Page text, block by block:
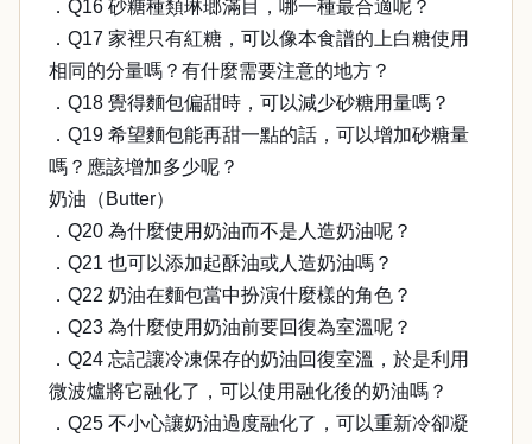
．Q16 砂糖種類琳瑯滿目，哪一種最合適呢？
．Q17 家裡只有紅糖，可以像本食譜的上白糖使用
相同的分量嗎？有什麼需要注意的地方？
．Q18 覺得麵包偏甜時，可以減少砂糖用量嗎？
．Q19 希望麵包能再甜一點的話，可以增加砂糖量
嗎？應該增加多少呢？
奶油（Butter）
．Q20 為什麼使用奶油而不是人造奶油呢？
．Q21 也可以添加起酥油或人造奶油嗎？
．Q22 奶油在麵包當中扮演什麼樣的角色？
．Q23 為什麼使用奶油前要回復為室溫呢？
．Q24 忘記讓冷凍保存的奶油回復室溫，於是利用
微波爐將它融化了，可以使用融化後的奶油嗎？
．Q25 不小心讓奶油過度融化了，可以重新冷卻凝